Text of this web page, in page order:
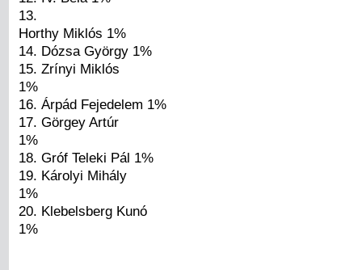
13.
Horthy Miklós 1%
14. Dózsa György 1%
15. Zrínyi Miklós
1%
16. Árpád Fejedelem 1%
17. Görgey Artúr
1%
18. Gróf Teleki Pál 1%
19. Károlyi Mihály
1%
20. Klebelsberg Kunó
1%